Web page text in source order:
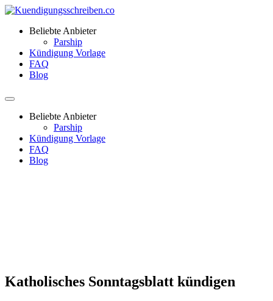
Beliebte Anbieter
Parship
Kündigung Vorlage
FAQ
Blog
Beliebte Anbieter
Parship
Kündigung Vorlage
FAQ
Blog
Katholisches Sonntagsblatt kündigen